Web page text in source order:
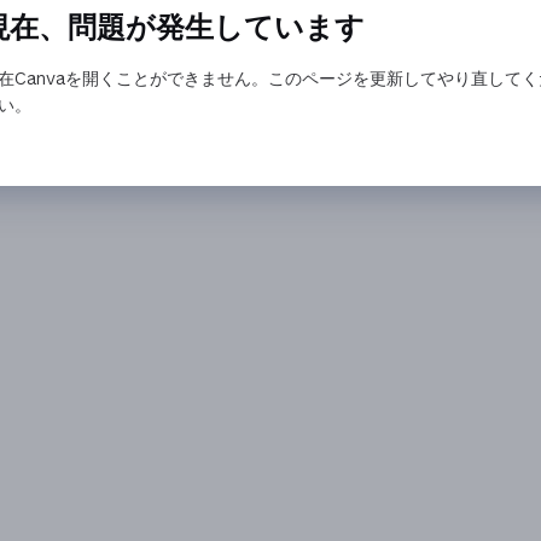
在、問題が発生しています
Canvaを開くことができません。このページを更新してやり直して
。